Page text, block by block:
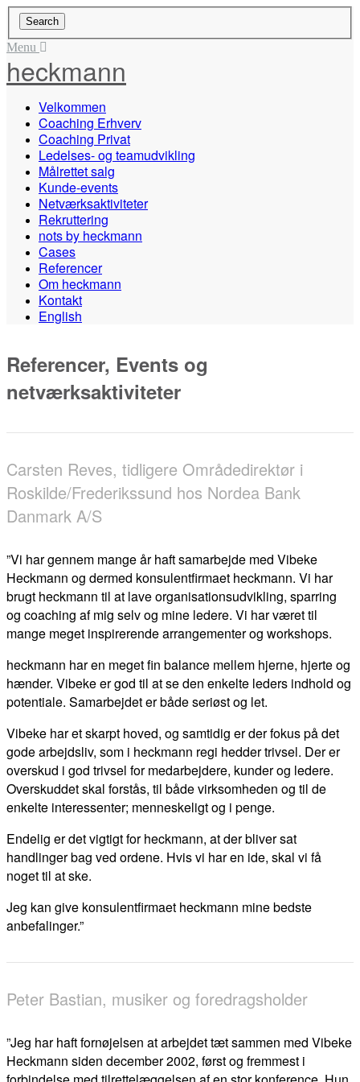
Menu
heckmann
Velkommen
Coaching Erhverv
Coaching Privat
Ledelses- og teamudvikling
Målrettet salg
Kunde-events
Netværksaktiviteter
Rekruttering
nots by heckmann
Cases
Referencer
Om heckmann
Kontakt
English
Referencer, Events og
netværksaktiviteter
Carsten Reves, tidligere Områdedirektør i
Roskilde/Frederikssund hos Nordea Bank
Danmark A/S
”Vi har gennem mange år haft samarbejde med Vibeke
Heckmann og dermed konsulentfirmaet heckmann. Vi har
brugt heckmann til at lave organisationsudvikling, sparring
og coaching af mig selv og mine ledere. Vi har været til
mange meget inspirerende arrangementer og workshops.
heckmann har en meget fin balance mellem hjerne, hjerte og
hænder. Vibeke er god til at se den enkelte leders indhold og
potentiale. Samarbejdet er både seriøst og let.
Vibeke har et skarpt hoved, og samtidig er der fokus på det
gode arbejdsliv, som i heckmann regi hedder trivsel. Der er
overskud i god trivsel for medarbejdere, kunder og ledere.
Overskuddet skal forstås, til både virksomheden og til de
enkelte interessenter; menneskeligt og i penge.
Endelig er det vigtigt for heckmann, at der bliver sat
handlinger bag ved ordene. Hvis vi har en ide, skal vi få
noget til at ske.
Jeg kan give konsulentfirmaet heckmann mine bedste
anbefalinger.”
Peter Bastian, musiker og foredragsholder
”Jeg har haft fornøjelsen at arbejdet tæt sammen med Vibeke
Heckmann siden december 2002, først og fremmest i